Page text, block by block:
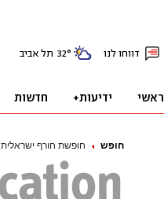
חופש חופשת חורף ישראלית